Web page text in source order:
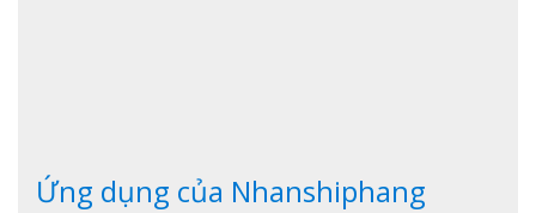
Ứng dụng của Nhanshiphang